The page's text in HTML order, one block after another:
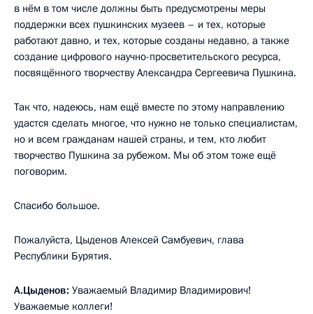
в нём в том числе должны быть предусмотрены меры
поддержки всех пушкинских музеев – и тех, которые
работают давно, и тех, которые созданы недавно, а также
создание цифрового научно-просветительского ресурса,
посвящённого творчеству Александра Сергеевича Пушкина.
Так что, надеюсь, нам ещё вместе по этому направлению
удастся сделать многое, что нужно не только специалистам,
но и всем гражданам нашей страны, и тем, кто любит
творчество Пушкина за рубежом. Мы об этом тоже ещё
поговорим.
Спасибо большое.
Пожалуйста, Цыденов Алексей Самбуевич, глава
Республики Бурятия.
А.Цыденов: Уважаемый Владимир Владимирович!
Уважаемые коллеги!